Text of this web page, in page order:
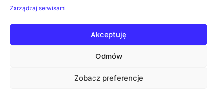
Zarządzaj serwisami
Akceptuję
Odmów
Zobacz preferencje